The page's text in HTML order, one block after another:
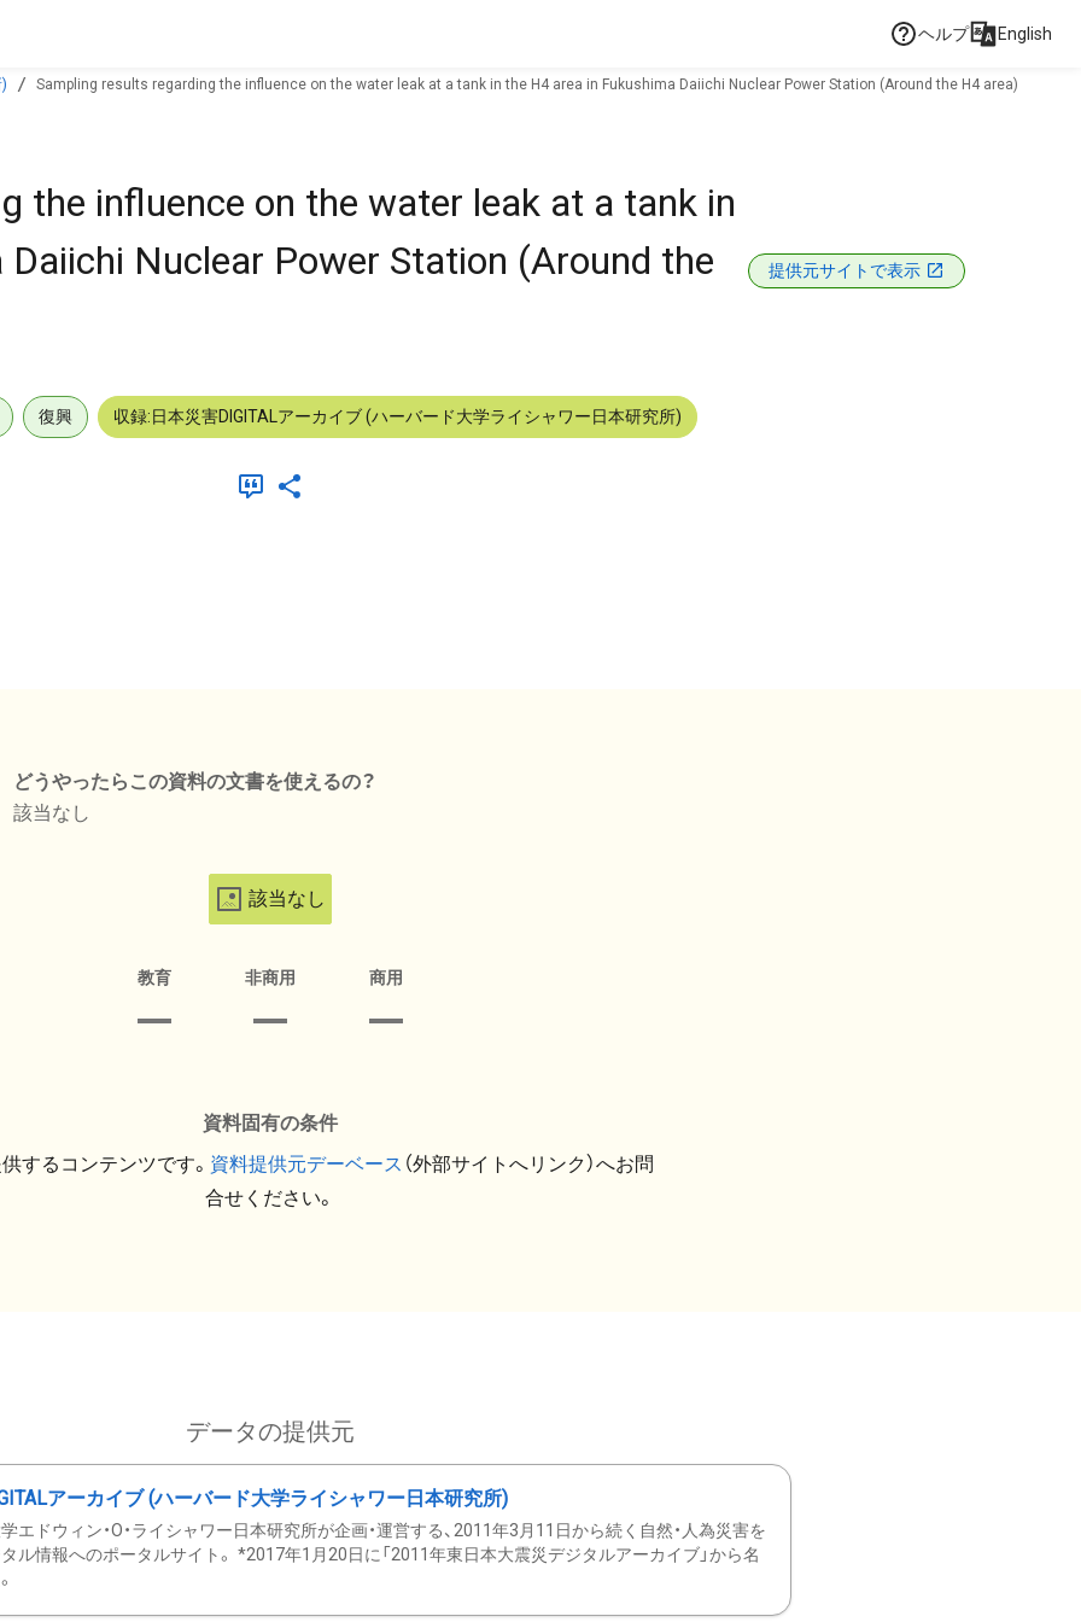
ヘルプ English
Sampling results regarding the influence on the water leak at a tank in the H4 area in Fukushima Daiichi Nuclear Power Station (Around the H4 area)
the influence on the water leak at a tank in
Nuclear Power Station (Around the
提供元サイトで表示
復興 収録:日本災害DIGITALアーカイブ (ハーバード大学ライシャワー日本研究所)
どうやったらこの資料の文書を使えるの？
該当なし
該当なし
教育 非商用 商用
資料固有の条件
するコンテンツです。 資料提供元デーベース （外部サイトへリンク）へお問
合せください。
データの提供元
アーカイブ (ハーバード大学ライシャワー日本研究所)
エドウィン・O・ライシャワー日本研究所が企画・運営する、2011年3月11日から続く自然・人為災害を
ル情報へのポータルサイト。 *2017年1月20日に「2011年東日本大震災デジタルアーカイブ」から名